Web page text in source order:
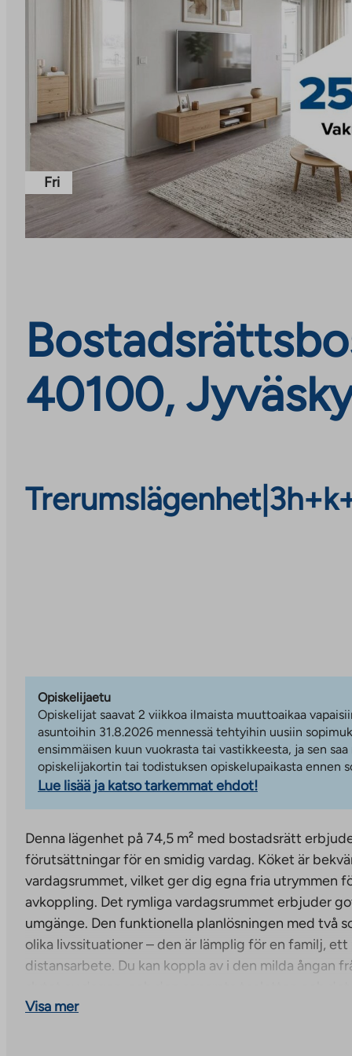
Fri
40100,
Trerumslägenhet|
Opiskelijaetu
Opiskelijat saavat 2 viikkoa ilmaista muuttoaikaa
asuntoihin 31.8.2026 mennessä tehtyihin uusiin
ensimmäisen kuun vuokrasta tai vastikkeesta, ja sen
opiskelijakortin tai todistuksen opiskelupaikasta ennen
Lue lisää ja katso tarkemmat ehdot!
Denna lägenhet på 74,5 m² med bostadsrätt
förutsättningar för en smidig vardag. Köket är
vardagsrummet, vilket ger dig egna fria utrymmen
avkoppling. Det rymliga vardagsrummet erbjuder
umgänge. Den funktionella planlösningen med två
olika livssituationer – den är lämplig för en familj,
distansarbete. Du kan koppla av i den milda ångan
gör ditt boende praktiskt.
Visa mer